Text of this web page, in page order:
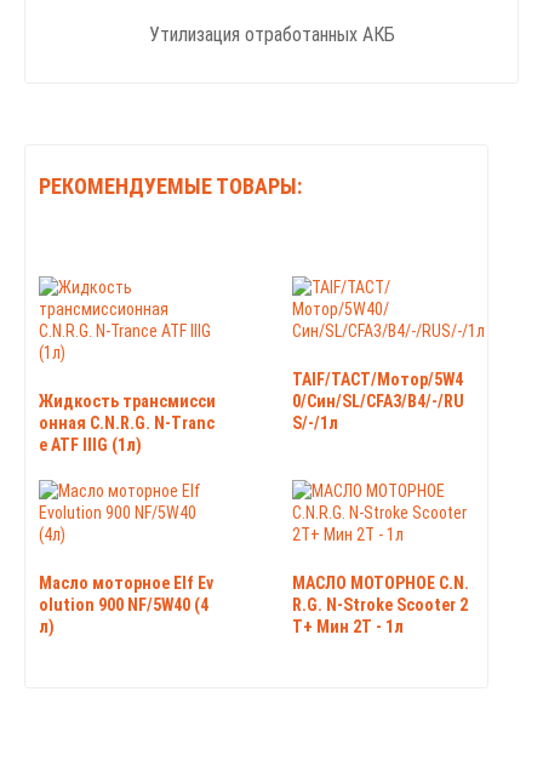
Утилизация отработанных АКБ
РЕКОМЕНДУЕМЫЕ ТОВАРЫ:
Жидкость трансмисси
онная C.N.R.G. N-Tranc
e ATF IIIG (1л)
TAIF/TACT/Мотор/5W4
0/Син/SL/CFA3/B4/-/RU
S/-/1л
Масло моторное Elf Ev
olution 900 NF/5W40 (4
л)
МАСЛО МОТОРНОЕ C.N.
R.G. N-Stroke Scooter 2
T+ Мин 2T - 1л